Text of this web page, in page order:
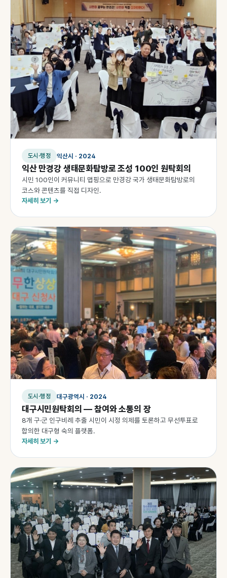
도시·행정 익산시 · 2024
익산 만경강 생태문화탐방로 조성 100인 원탁회의
시민 100인이 커뮤니티 맵핑으로 만경강 국가 생태문화탐방로의
코스와 콘텐츠를 직접 디자인.
자세히 보기 →
도시·행정 대구광역시 · 2024
대구시민원탁회의 — 참여와 소통의 장
8개 구·군 인구비례 추출 시민이 시정 의제를 토론하고 무선투표로
합의한 대구형 숙의 플랫폼.
자세히 보기 →